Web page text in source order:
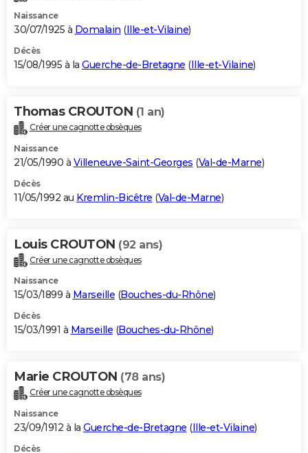
Naissance
30/07/1925 à Domalain (Ille-et-Vilaine)
Décès
15/08/1995 à la Guerche-de-Bretagne (Ille-et-Vilaine)
Thomas CROUTON (1 an)
Créer une cagnotte obsèques
Naissance
21/05/1990 à Villeneuve-Saint-Georges (Val-de-Marne)
Décès
11/05/1992 au Kremlin-Bicêtre (Val-de-Marne)
Louis CROUTON (92 ans)
Créer une cagnotte obsèques
Naissance
15/03/1899 à Marseille (Bouches-du-Rhône)
Décès
15/03/1991 à Marseille (Bouches-du-Rhône)
Marie CROUTON (78 ans)
Créer une cagnotte obsèques
Naissance
23/09/1912 à la Guerche-de-Bretagne (Ille-et-Vilaine)
Décès